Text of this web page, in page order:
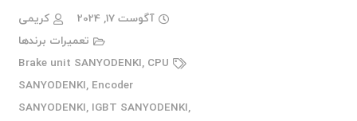
آگوست 17, 2024
کریمی
تعمیرات برندها
Brake unit SANYODENKI, CPU
SANYODENKI, Encoder
SANYODENKI, IGBT SANYODENKI,